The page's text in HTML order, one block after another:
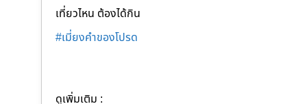
เที่ยวไหน ต้องได้กิน
#เมี่ยงคำของโปรด
ดูเพิ่มเติม :